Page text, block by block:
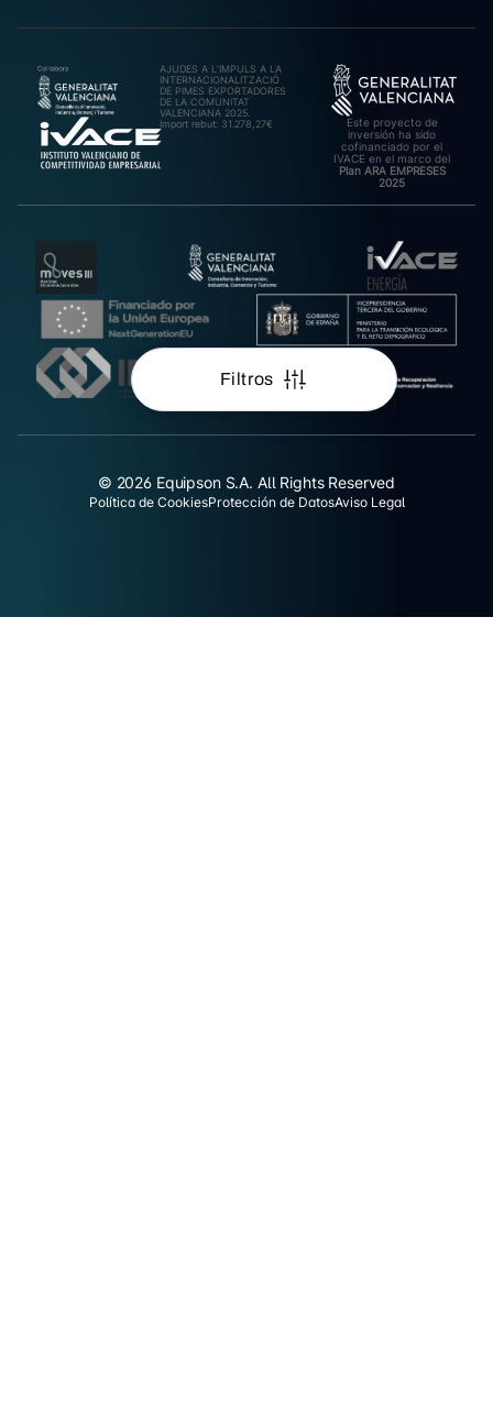
Filtros
AJUDES A L’IMPULS A LA
INTERNACIONALITZACIÓ
DE PIMES EXPORTADORES
DE LA COMUNITAT
VALENCIANA 2025.
Import rebut: 31.278,27€
Este proyecto de
inversión ha sido
cofinanciado por el
IVACE en el marco del
Plan ARA EMPRESES
2025
© 2026 Equipson S.A. All Rights Reserved
Política de CookiesProtección de DatosAviso Legal